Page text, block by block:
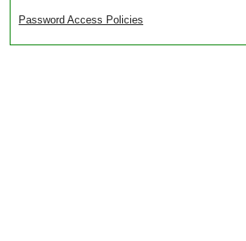
Password Access Policies